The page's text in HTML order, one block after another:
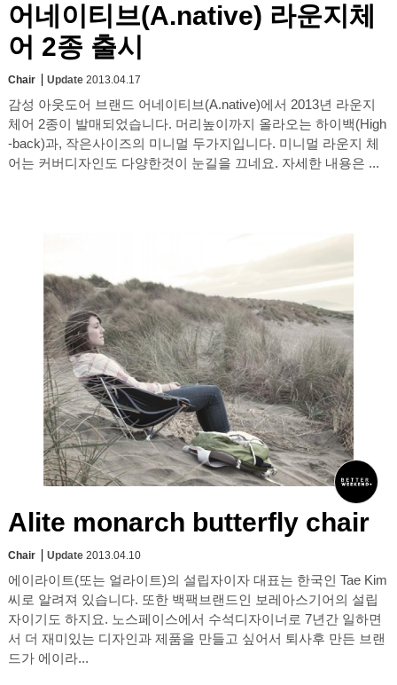
어네이티브(A.native) 라운지체
어 2종 출시
Chair Update 2013.04.17
감성 아웃도어 브랜드 어네이티브(A.native)에서 2013년 라운지
체어 2종이 발매되었습니다. 머리높이까지 올라오는 하이백(High
-back)과, 작은사이즈의 미니멀 두가지입니다. 미니멀 라운지 체
어는 커버디자인도 다양한것이 눈길을 끄네요. 자세한 내용은 ...
Alite monarch butterfly chair
Chair Update 2013.04.10
에이라이트(또는 얼라이트)의 설립자이자 대표는 한국인 Tae Kim
씨로 알려져 있습니다. 또한 백팩브랜드인 보레아스기어의 설립
자이기도 하지요. 노스페이스에서 수석디자이너로 7년간 일하면
서 더 재미있는 디자인과 제품을 만들고 싶어서 퇴사후 만든 브랜
드가 에이라...